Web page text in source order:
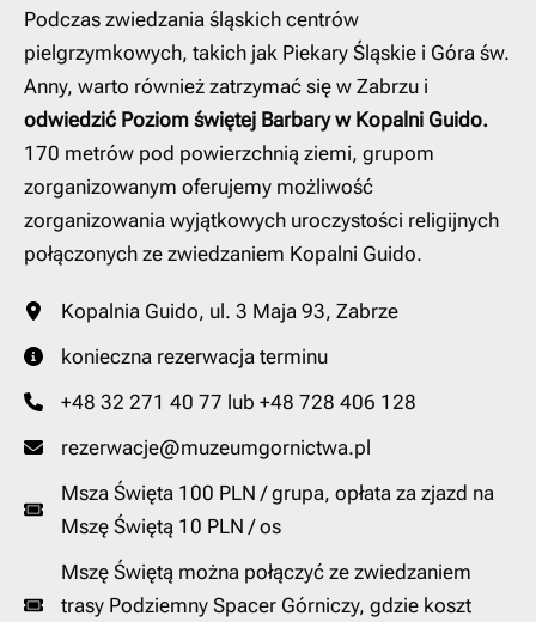
Podczas zwiedzania śląskich centrów
pielgrzymkowych, takich jak Piekary Śląskie i Góra św.
Anny, warto również zatrzymać się w Zabrzu i
odwiedzić Poziom świętej Barbary w Kopalni Guido.
170 metrów pod powierzchnią ziemi, grupom
zorganizowanym oferujemy możliwość
zorganizowania wyjątkowych uroczystości religijnych
połączonych ze zwiedzaniem Kopalni Guido.
Kopalnia Guido, ul. 3 Maja 93, Zabrze
konieczna rezerwacja terminu
+48 32 271 40 77 lub +48 728 406 128
rezerwacje@muzeumgornictwa.pl
Msza Święta 100 PLN / grupa, opłata za zjazd na
Mszę Świętą 10 PLN / os
Mszę Świętą można połączyć ze zwiedzaniem
trasy Podziemny Spacer Górniczy, gdzie koszt